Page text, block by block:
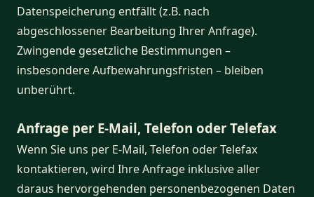
Datenspeicherung entfällt (z.B. nach
abgeschlossener Bearbeitung Ihrer Anfrage).
Zwingende gesetzliche Bestimmungen –
insbesondere Aufbewahrungsfristen – bleiben
unberührt.
Anfrage per E-Mail, Telefon oder Telefax
Wenn Sie uns per E-Mail, Telefon oder Telefax
kontaktieren, wird Ihre Anfrage inklusive aller
daraus hervorgehenden personenbezogenen Daten